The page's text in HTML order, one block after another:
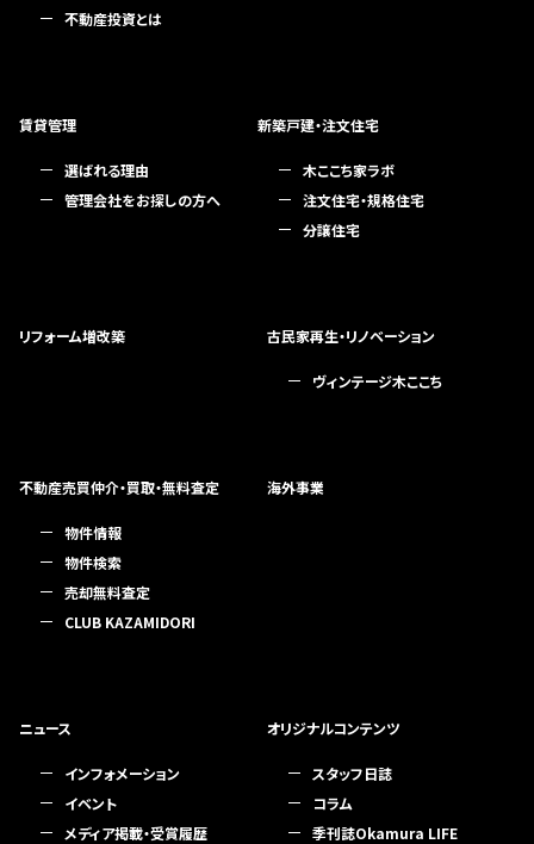
不動産投資とは
賃貸管理
選ばれる理由
管理会社をお探しの方へ
新築戸建・注文住宅
木ここち家ラボ
注文住宅・規格住宅
分譲住宅
リフォーム増改築 古民家再生・リノベーション
ヴィンテージ木ここち
不動産売買仲介・買取・無料査定
物件情報
物件検索
売却無料査定
CLUB KAZAMIDORI
海外事業
ニュース
インフォメーション
イベント
メディア掲載・受賞履歴
オリジナルコンテンツ
スタッフ日誌
コラム
季刊誌Okamura LIFE